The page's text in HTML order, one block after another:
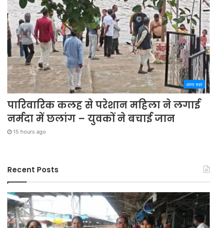
अपना शहर
पारिवारिक कलह से परेशान महिला ने लगाई
नर्मदा में छलांग – युवकों ने बचाई जान
15 hours ago
Recent Posts